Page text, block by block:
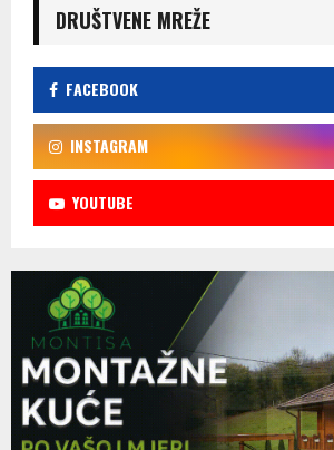
DRUŠTVENE MREŽE
FACEBOOK
INSTAGRAM
YOUTUBE